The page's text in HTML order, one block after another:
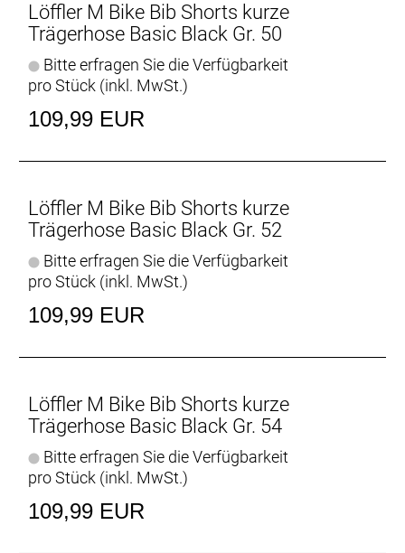
Löffler M Bike Bib Shorts kurze
Trägerhose Basic Black Gr. 50
Bitte erfragen Sie die Verfügbarkeit
pro Stück (inkl. MwSt.)
109,99 EUR
Löffler M Bike Bib Shorts kurze
Trägerhose Basic Black Gr. 52
Bitte erfragen Sie die Verfügbarkeit
pro Stück (inkl. MwSt.)
109,99 EUR
Löffler M Bike Bib Shorts kurze
Trägerhose Basic Black Gr. 54
Bitte erfragen Sie die Verfügbarkeit
pro Stück (inkl. MwSt.)
109,99 EUR